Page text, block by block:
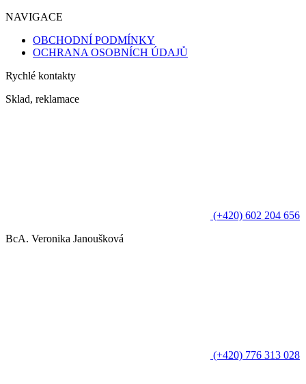
NAVIGACE
OBCHODNÍ PODMÍNKY
OCHRANA OSOBNÍCH ÚDAJŮ
Rychlé kontakty
Sklad, reklamace
(+420) 602 204 656
BcA. Veronika Janoušková
(+420) 776 313 028